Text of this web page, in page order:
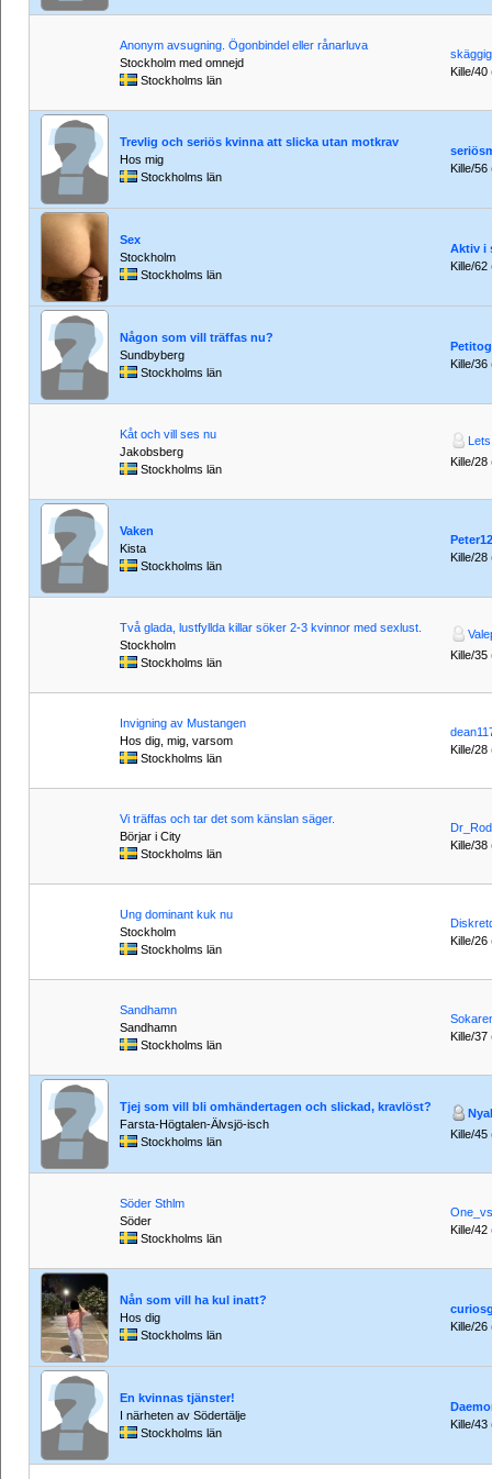
Anonym avsugning. Ögonbindel eller rånarluva
Stockholm med omnejd
Stockholms län
Kille/40
Trevlig och seriös kvinna att slicka utan motkrav
Hos mig
Stockholms län
Kille/56
Sex
Stockholm
Stockholms län
Aktiv i
Kille/62
Någon som vill träffas nu?
Sundbyberg
Stockholms län
Kille/36
Kåt och vill ses nu
Jakobsberg
Stockholms län
Kille/28
Vaken
Kista
Stockholms län
Kille/28
Två glada, lustfyllda killar söker 2-3 kvinnor med sexlust.
Stockholm
Stockholms län
Kille/35
Invigning av Mustangen
Hos dig, mig, varsom
Stockholms län
Kille/28
Vi träffas och tar det som känslan säger.
Börjar i City
Stockholms län
Kille/38
Ung dominant kuk nu
Stockholm
Stockholms län
Kille/26
Sandhamn
Sandhamn
Stockholms län
Kille/37
Tjej som vill bli omhändertagen och slickad, kravlöst?
Farsta-Högtalen-Älvsjö-isch
Stockholms län
Kille/45
Söder Sthlm
Söder
Stockholms län
Kille/42
Nån som vill ha kul inatt?
Hos dig
Stockholms län
Kille/26
En kvinnas tjänster!
I närheten av Södertälje
Stockholms län
Kille/43